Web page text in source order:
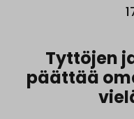
Tyttöjen
päättää